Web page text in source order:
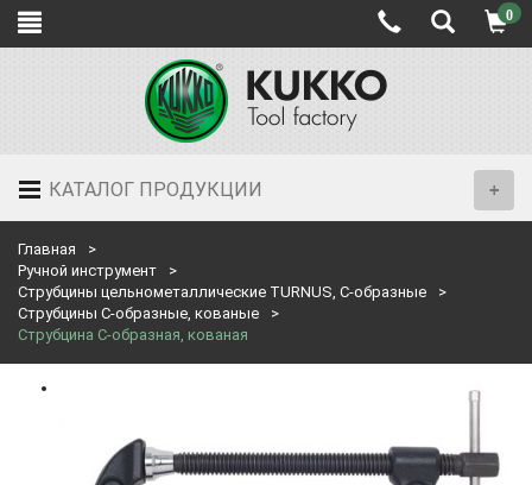
0
КАТАЛОГ ПРОДУКЦИИ
Главная
Ручной инструмент
Струбцины цельнометаллические TURNUS, С-образные
Струбцины C-образные, кованые
Струбцина C-образная, кованая